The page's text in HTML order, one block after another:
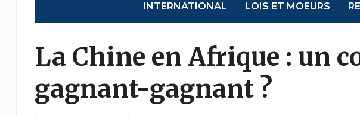
INTERNATIONAL LOIS ET MOEURS
La Chine en Afrique : un
gagnant-gagnant ?